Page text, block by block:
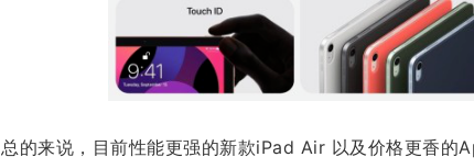
总的来说，目前性能更强的新款iPad Air 以及价格更香的